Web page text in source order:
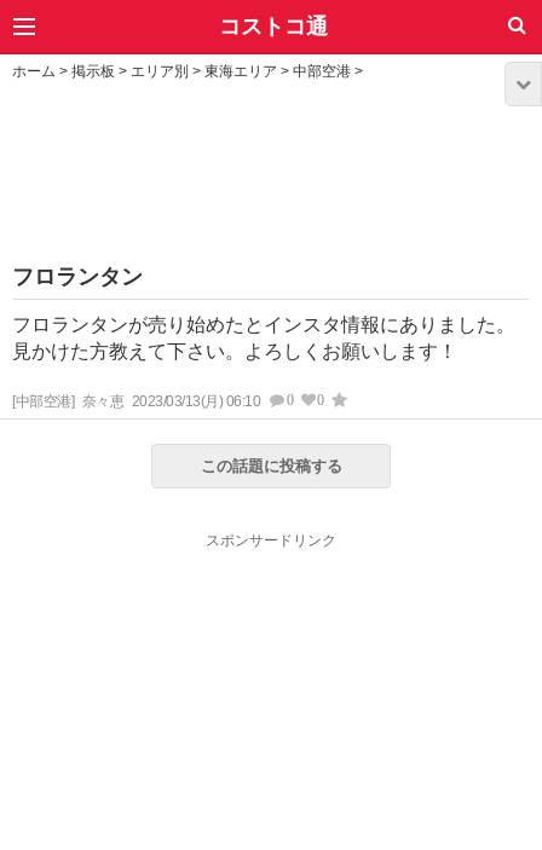
コストコ通
ホーム > 掲示板 > エリア別 > 東海エリア > 中部空港 >
フロランタン
フロランタンが売り始めたとインスタ情報にありました。
見かけた方教えて下さい。よろしくお願いします！
[中部空港] 奈々恵 2023/03/13(月) 06:10 0 0
この話題に投稿する
スポンサードリンク